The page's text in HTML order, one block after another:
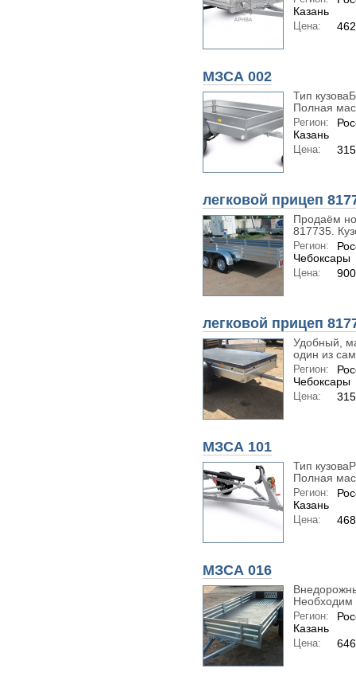
Казань
Цена:
МЗСА 002
Тип
Полная
Регион:
Казань
Цена:
легковой прицеп
Продаём
817735.
Регион:
Чебоксары
Цена:
легковой прицеп
Удобный,
один из
Регион:
Чебоксары
Цена:
МЗСА 101
Тип
Полная
Регион:
Казань
Цена:
МЗСА 016
Необходим
Регион:
Казань
Цена: